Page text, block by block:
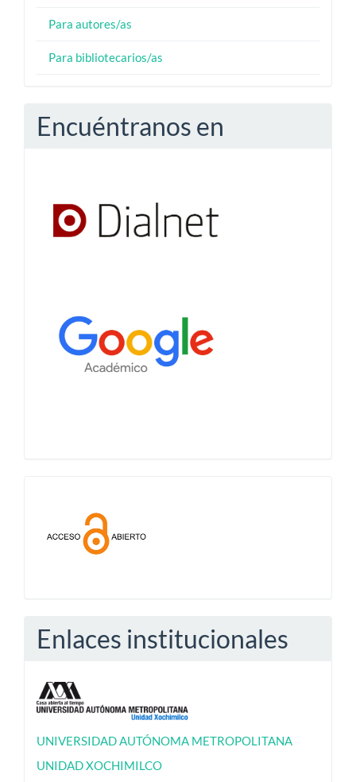
Para autores/as
Para bibliotecarios/as
Encuéntranos en
abierto
Enlaces institucionales
UNIVERSIDAD AUTÓNOMA METROPOLITANA
UNIDAD XOCHIMILCO